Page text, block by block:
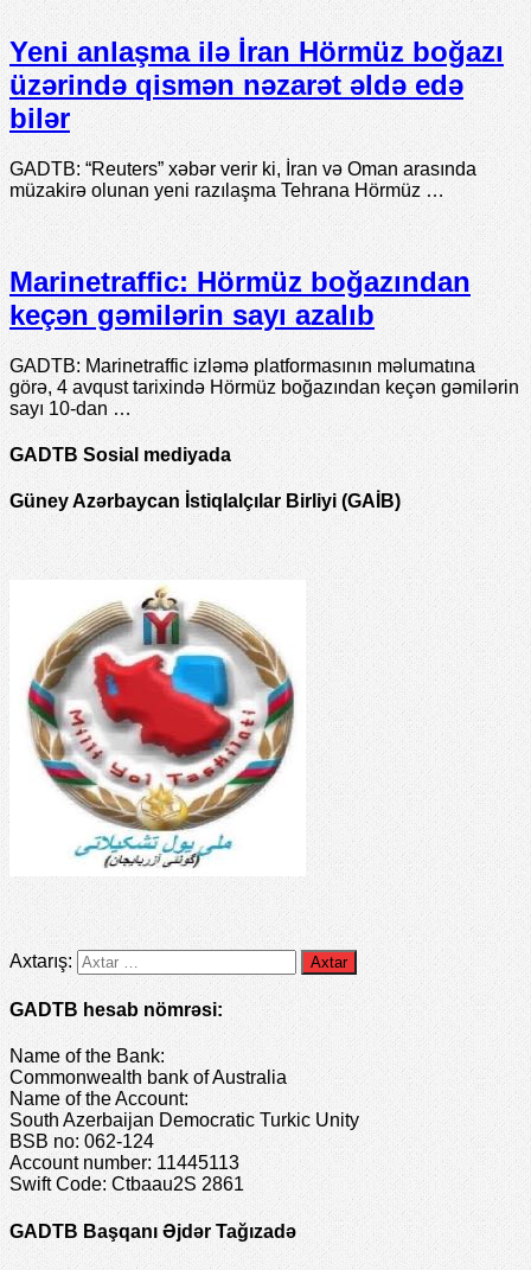
Yeni anlaşma ilə İran Hörmüz boğazı
üzərində qismən nəzarət əldə edə
bilər
GADTB: “Reuters” xəbər verir ki, İran və Oman arasında
müzakirə olunan yeni razılaşma Tehrana Hörmüz …
Marinetraffic: Hörmüz boğazından
keçən gəmilərin sayı azalıb
GADTB: Marinetraffic izləmə platformasının məlumatına
görə, 4 avqust tarixində Hörmüz boğazından keçən gəmilərin
sayı 10-dan …
GADTB Sosial mediyada
Güney Azərbaycan İstiqlalçılar Birliyi (GAİB)
Axtarış:
GADTB hesab nömrəsi:
Name of the Bank:
Commonwealth bank of Australia
Name of the Account:
South Azerbaijan Democratic Turkic Unity
BSB no: 062-124
Account number: 11445113
Swift Code: Ctbaau2S 2861
GADTB Başqanı Əjdər Tağızadə